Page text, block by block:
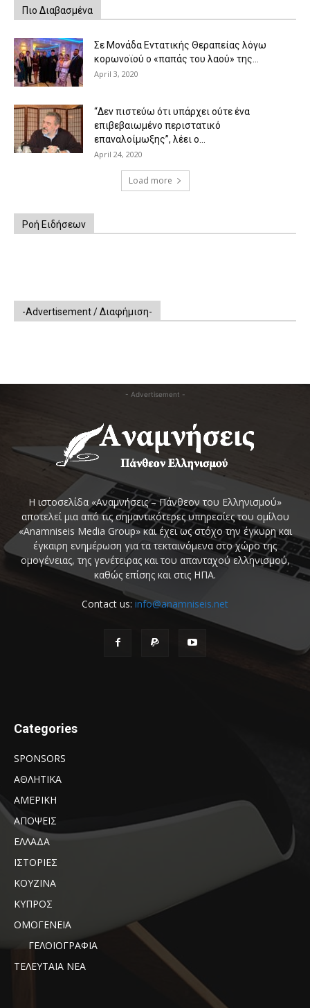
Πιο Διαβασμένα
Σε Μονάδα Εντατικής Θεραπείας λόγω
κορωνοϊού ο «παπάς του λαού» της...
April 3, 2020
“Δεν πιστεύω ότι υπάρχει ούτε ένα
επιβεβαιωμένο περιστατικό
επαναλοίμωξης”, λέει ο...
April 24, 2020
Load more
Ροή Ειδήσεων
-Advertisement / Διαφήμιση-
- Advertisement -
Η ιστοσελίδα «Αναμνήσεις – Πάνθεον του Ελληνισμού»
αποτελεί μια από τις σημαντικότερες υπηρεσίες του ομίλου
«Anamniseis Media Group» και έχει ως στόχο την έγκυρη και
έγκαιρη ενημέρωση για τα τεκταινόμενα στο χώρο της
ομογένειας, της γενέτειρας και του απανταχού ελληνισμού,
καθώς επίσης και στις ΗΠΑ.
Contact us: info@anamniseis.net
Categories
SPONSORS
ΑΘΛΗΤΙΚΑ
ΑΜΕΡΙΚΗ
ΑΠΟΨΕΙΣ
ΕΛΛΑΔΑ
ΙΣΤΟΡΙΕΣ
ΚΟΥΖΙΝΑ
ΚΥΠΡΟΣ
ΟΜΟΓΕΝΕΙΑ
ΓΕΛΟΙΟΓΡΑΦΙΑ
ΤΕΛΕΥΤΑΙΑ ΝΕΑ